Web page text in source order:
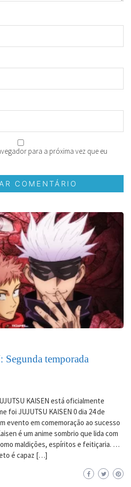
para a próxima vez que eu
temporada
KAISEN está oficialmente
foi JUJUTSU KAISEN 0 dia 24 de
evento em comemoração ao sucesso
é um anime sombrio que lida com
maldições, espíritos e feitiçaria. …
é capaz […]